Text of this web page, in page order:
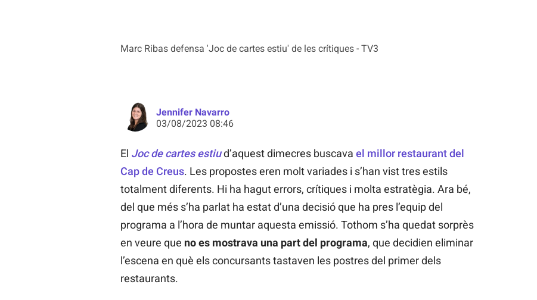
Marc Ribas defensa 'Joc de cartes estiu' de les crítiques - TV3
Jennifer Navarro
03/08/2023 08:46
El Joc de cartes estiud’aquest dimecres buscava el millor restaurant del
Cap de Creus. Les propostes eren molt variades i s’han vist tres estils
totalment diferents. Hi ha hagut errors, crítiques i molta estratègia. Ara bé,
del que més s’ha parlat ha estat d’una decisió que ha pres l’equip del
programa a l’hora de muntar aquesta emissió. Tothom s’ha quedat sorprès
en veure que no es mostrava una part del programa, que decidien eliminar
l’escena en què els concursants tastaven les postres del primer dels
restaurants.